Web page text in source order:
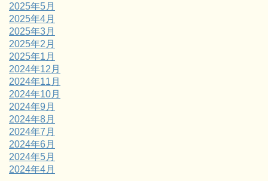
2025年5月
2025年4月
2025年3月
2025年2月
2025年1月
2024年12月
2024年11月
2024年10月
2024年9月
2024年8月
2024年7月
2024年6月
2024年5月
2024年4月